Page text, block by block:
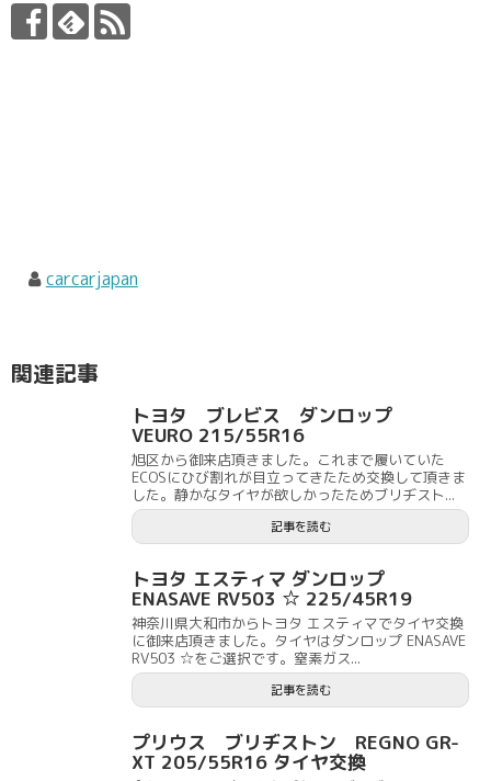
carcarjapan
関連記事
トヨタ ブレビス ダンロップ
VEURO 215/55R16
旭区から御来店頂きました。これまで履いていた
ECOSにひび割れが目立ってきたため交換して頂きま
した。静かなタイヤが欲しかったためブリヂスト...
記事を読む
トヨタ エスティマ ダンロップ
ENASAVE RV503 ☆ 225/45R19
神奈川県大和市からトヨタ エスティマでタイヤ交換
に御来店頂きました。タイヤはダンロップ ENASAVE
RV503 ☆をご選択です。窒素ガス...
記事を読む
プリウス ブリヂストン REGNO GR-
XT 205/55R16 タイヤ交換